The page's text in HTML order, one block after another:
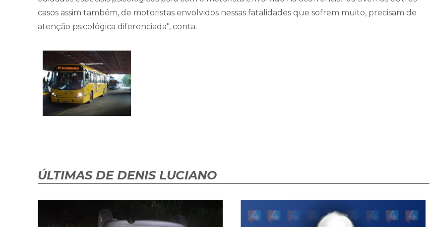
casos assim também, de motoristas envolvidos nessas fatalidades que sofrem muito, precisam de
atenção psicológica diferenciada", conta.
ÚLTIMAS DE DENIS LUCIANO